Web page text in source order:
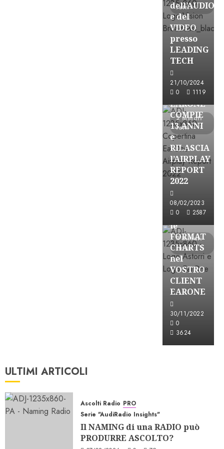
letti
dell’AUDIO
e del
VIDEO
presso
LEADING
TECH
21/10/2024
0
1119
2 minuti
letti
Partnership
EARONE
COMPIE
13 ANNI
e
RILASCIA
l’AIRPLAY
REPORT
2022
08/02/2023
0
2587
3 minuti
letti
Partnership
le
FORMAT
CHARTS
nel
VOSTRO
CLIENT
EARONE
30/11/2022
0
3624
ULTIMI ARTICOLI
Ascolti Radio PRO
Serie "AudiRadio Insights"
Il NAMING di una RADIO può
PRODURRE ASCOLTO?